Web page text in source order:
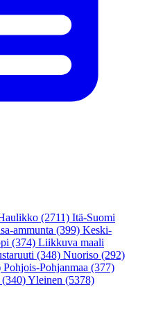
(2711) Itä-Suomi
ammunta (399) Keski-
(374) Liikkuva maali
(348) Nuoriso (292)
Pohjois-Pohjanmaa (377)
(340)Yleinen (5378)